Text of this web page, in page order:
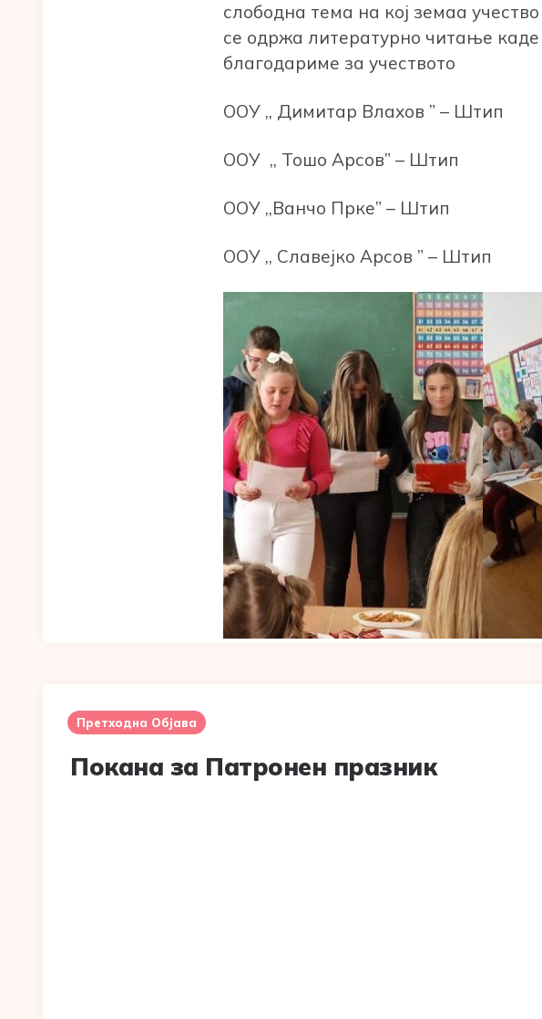
слободна тема на кој земаа
се одржа литературно читање
благодариме за учеството
ООУ ,, Димитар Влахов ” – Штип
ООУ ,, Тошо Арсов” – Штип
ООУ ,,Ванчо Прке” – Штип
ООУ ,, Славејко Арсов ” – Штип
navigation
Претходна Објава
Покана за Патронен празник